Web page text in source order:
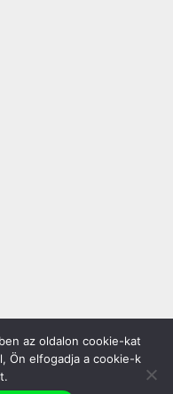
|Gödöllő COOP Zrt.
Instagram
az oldalon cookie-kat
Ön elfogadja a cookie-k